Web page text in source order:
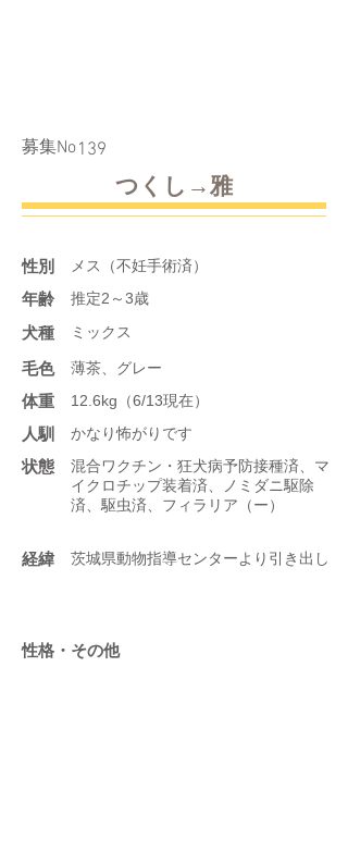
​募集No139
つくし→雅
性別 メス（不妊手術済）
年齢 推定2～3歳
​犬種 ミックス
​毛色 薄茶、グレー
体重 12.6kg（6/13現在）
人馴 かなり怖がりです
状態
混合ワクチン・狂犬病予防接種済、マ
イクロチップ装着済、ノミダニ駆除
済、駆虫済、フィラリア（ー）
​経緯 茨城県動物指導センターより引き出し
性格・その他